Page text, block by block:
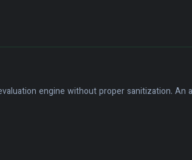
engine without proper sanitization. An